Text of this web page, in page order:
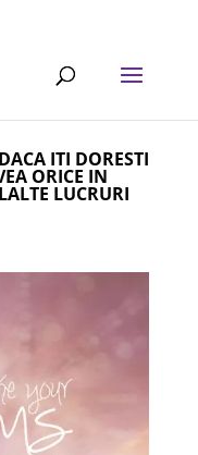
ITI DORESTI
ORICE IN
LUCRURI